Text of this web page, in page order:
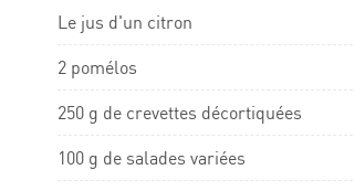
Le jus d'un citron
2 pomélos
250 g de crevettes décortiquées
100 g de salades variées